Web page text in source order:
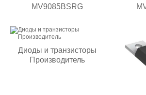
MV9085BSRG
Диоды и транзисторы
Производитель